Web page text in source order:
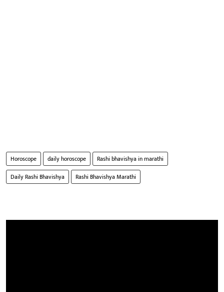
Horoscope daily horoscope
Rashi bhavishya in marathi
Daily Rashi Bhavishya
Rashi Bhavishya Marathi